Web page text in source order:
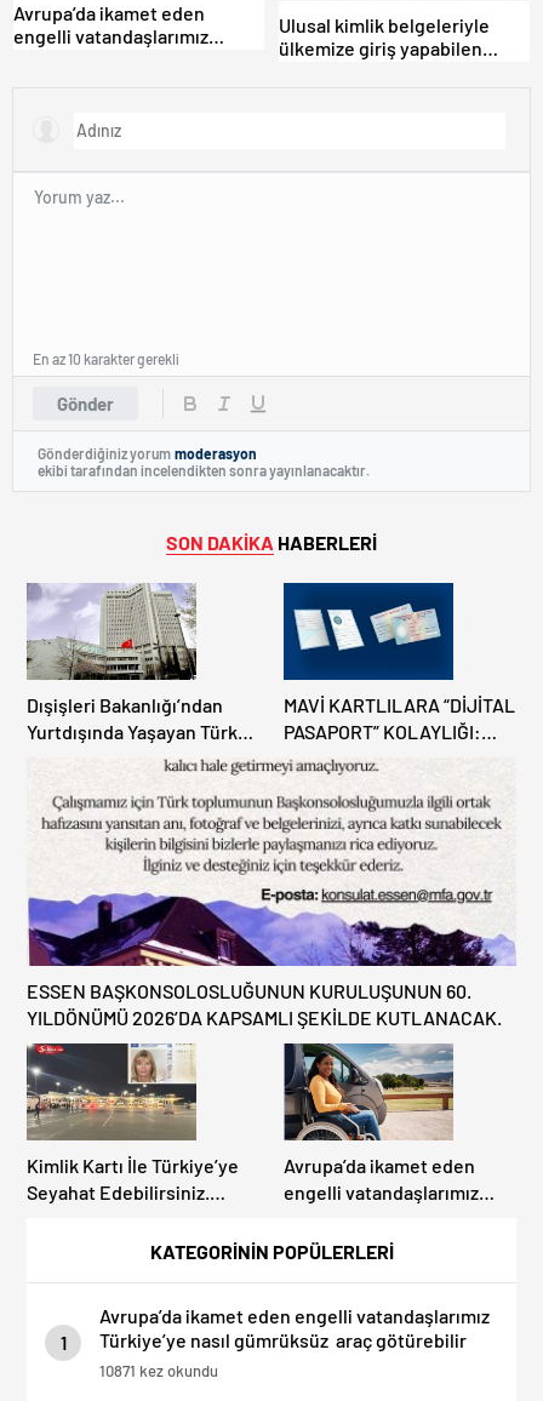
Avrupa’da ikamet eden
engelli vatandaşlarımız
Ulusal kimlik belgeleriyle
ülkemize giriş yapabilen
Gönder
En az 10 karakter gerekli
Gönderdiğiniz yorum moderasyon
ekibi tarafından incelendikten sonra yayınlanacaktır.
SON DAKİKA HABERLERİ
KATEGORİNİN POPÜLERLERİ
1
Avrupa’da ikamet eden engelli vatandaşlarımız
Türkiye’ye nasıl gümrüksüz araç götürebilir
10871 kez okundu
Dışişleri Bakanlığı’ndan
Yurtdışında Yaşayan Türk
Vatandaşlarına ”Güvenlik”
Uyarısı”
MAVİ KARTLILARA “DİJİTAL
PASAPORT” KOLAYLIĞI:
TÜRKİYE’DE YENİ DÖNEM!
ESSEN BAŞKONSOLOSLUĞUNUN KURULUŞUNUN 60.
YILDÖNÜMÜ 2026’DA KAPSAMLI ŞEKİLDE KUTLANACAK.
Kimlik Kartı İle Türkiye’ye
Seyahat Edebilirsiniz.
Avrupa’da ikamet eden
engelli vatandaşlarımız
araç götürebilir